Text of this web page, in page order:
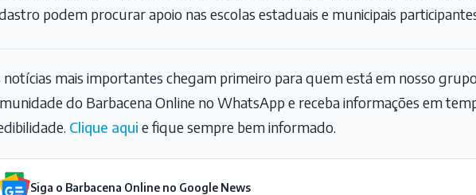
podem procurar apoio nas escolas estaduais e municipais
notícias mais importantes chegam primeiro para quem está em nosso
do Barbacena Online no WhatsApp e receba informações em
Clique aqui e fique sempre bem informado.
Siga o Barbacena Online no Google News